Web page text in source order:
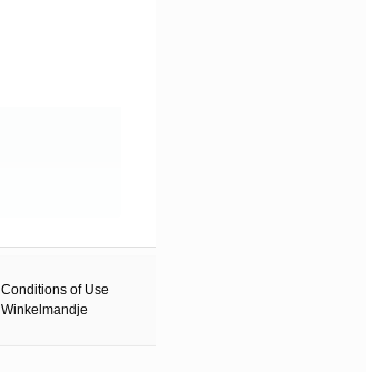
Conditions of Use
Winkelmandje